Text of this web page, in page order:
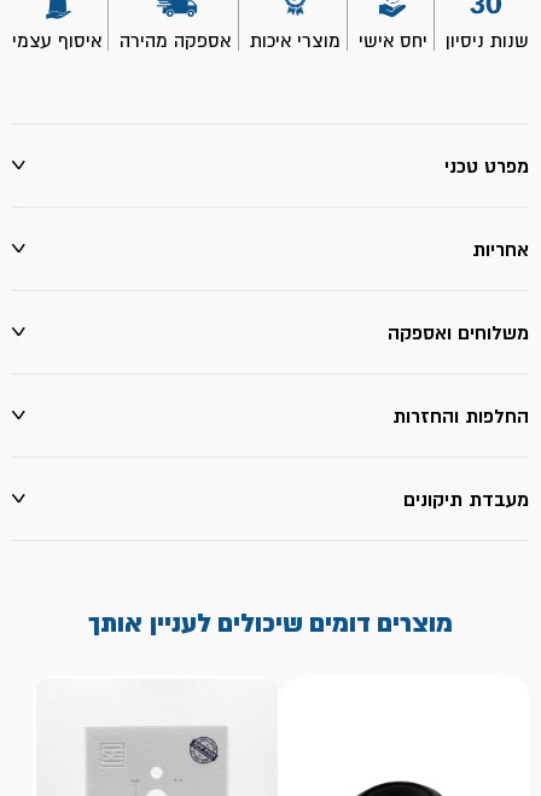
שנות ניסיון
יחס אישי מוצרי איכות אספקה מהירה איסוף עצמי
מפרט טכני
אחריות
משלוחים ואספקה
החלפות והחזרות
מעבדת תיקונים
מוצרים דומים שיכולים לעניין אותך